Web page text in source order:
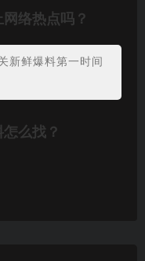
络热点吗？
新鲜爆料第一时间
么找？